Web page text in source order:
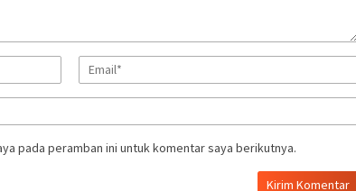
pada peramban ini untuk komentar saya berikutnya.